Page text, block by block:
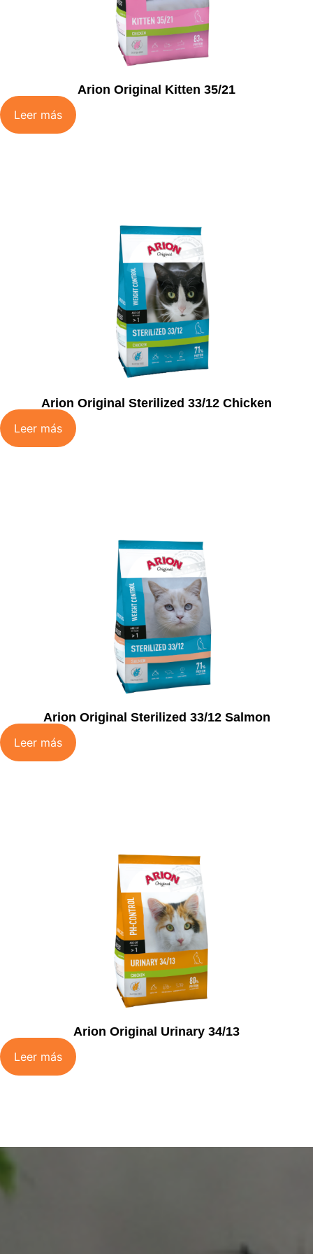
Arion Original Kitten 35/21
Leer más
Arion Original Sterilized 33/12 Chicken
Leer más
Arion Original Sterilized 33/12 Salmon
Leer más
Arion Original Urinary 34/13
Leer más